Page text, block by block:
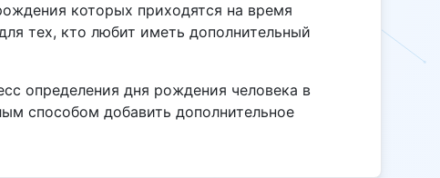
которых приходятся на время
тех, кто любит иметь дополнительный
определения дня рождения человека в
способом добавить дополнительное